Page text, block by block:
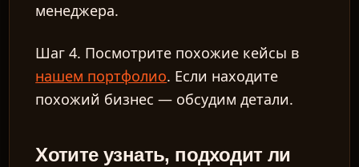
менеджера.
Шаг 4. Посмотрите похожие кейсы в
нашем портфолио. Если находите
похожий бизнес — обсудим детали.
Хотите узнать, подходит ли